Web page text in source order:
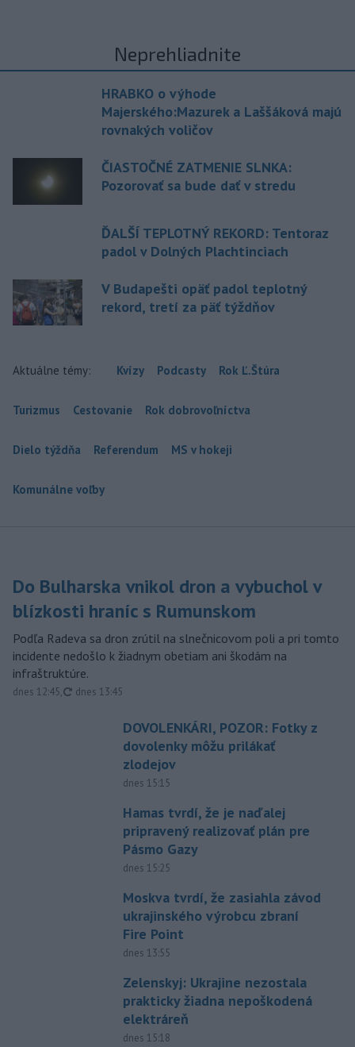
Neprehliadnite
HRABKO o výhode
Majerského:Mazurek a Laššáková majú
rovnakých voličov
ČIASTOČNÉ ZATMENIE SLNKA:
Pozorovať sa bude dať v stredu
ĎALŠÍ TEPLOTNÝ REKORD: Tentoraz
padol v Dolných Plachtinciach
V Budapešti opäť padol teplotný
rekord, tretí za päť týždňov
Aktuálne témy: Kvízy Podcasty Rok Ľ.Štúra
Turizmus Cestovanie Rok dobrovoľníctva
Dielo týždňa Referendum MS v hokeji
Komunálne voľby
Do Bulharska vnikol dron a vybuchol v
blízkosti hraníc s Rumunskom
Podľa Radeva sa dron zrútil na slnečnicovom poli a pri tomto
incidente nedošlo k žiadnym obetiam ani škodám na
infraštruktúre.
dnes 12:45, aktualizované
dnes 13:45
DOVOLENKÁRI, POZOR: Fotky z
dovolenky môžu prilákať
zlodejov
dnes 15:15
Hamas tvrdí, že je naďalej
pripravený realizovať plán pre
Pásmo Gazy
dnes 15:25
Moskva tvrdí, že zasiahla závod
ukrajinského výrobcu zbraní
Fire Point
dnes 13:55
Zelenskyj: Ukrajine nezostala
prakticky žiadna nepoškodená
elektráreň
dnes 15:18